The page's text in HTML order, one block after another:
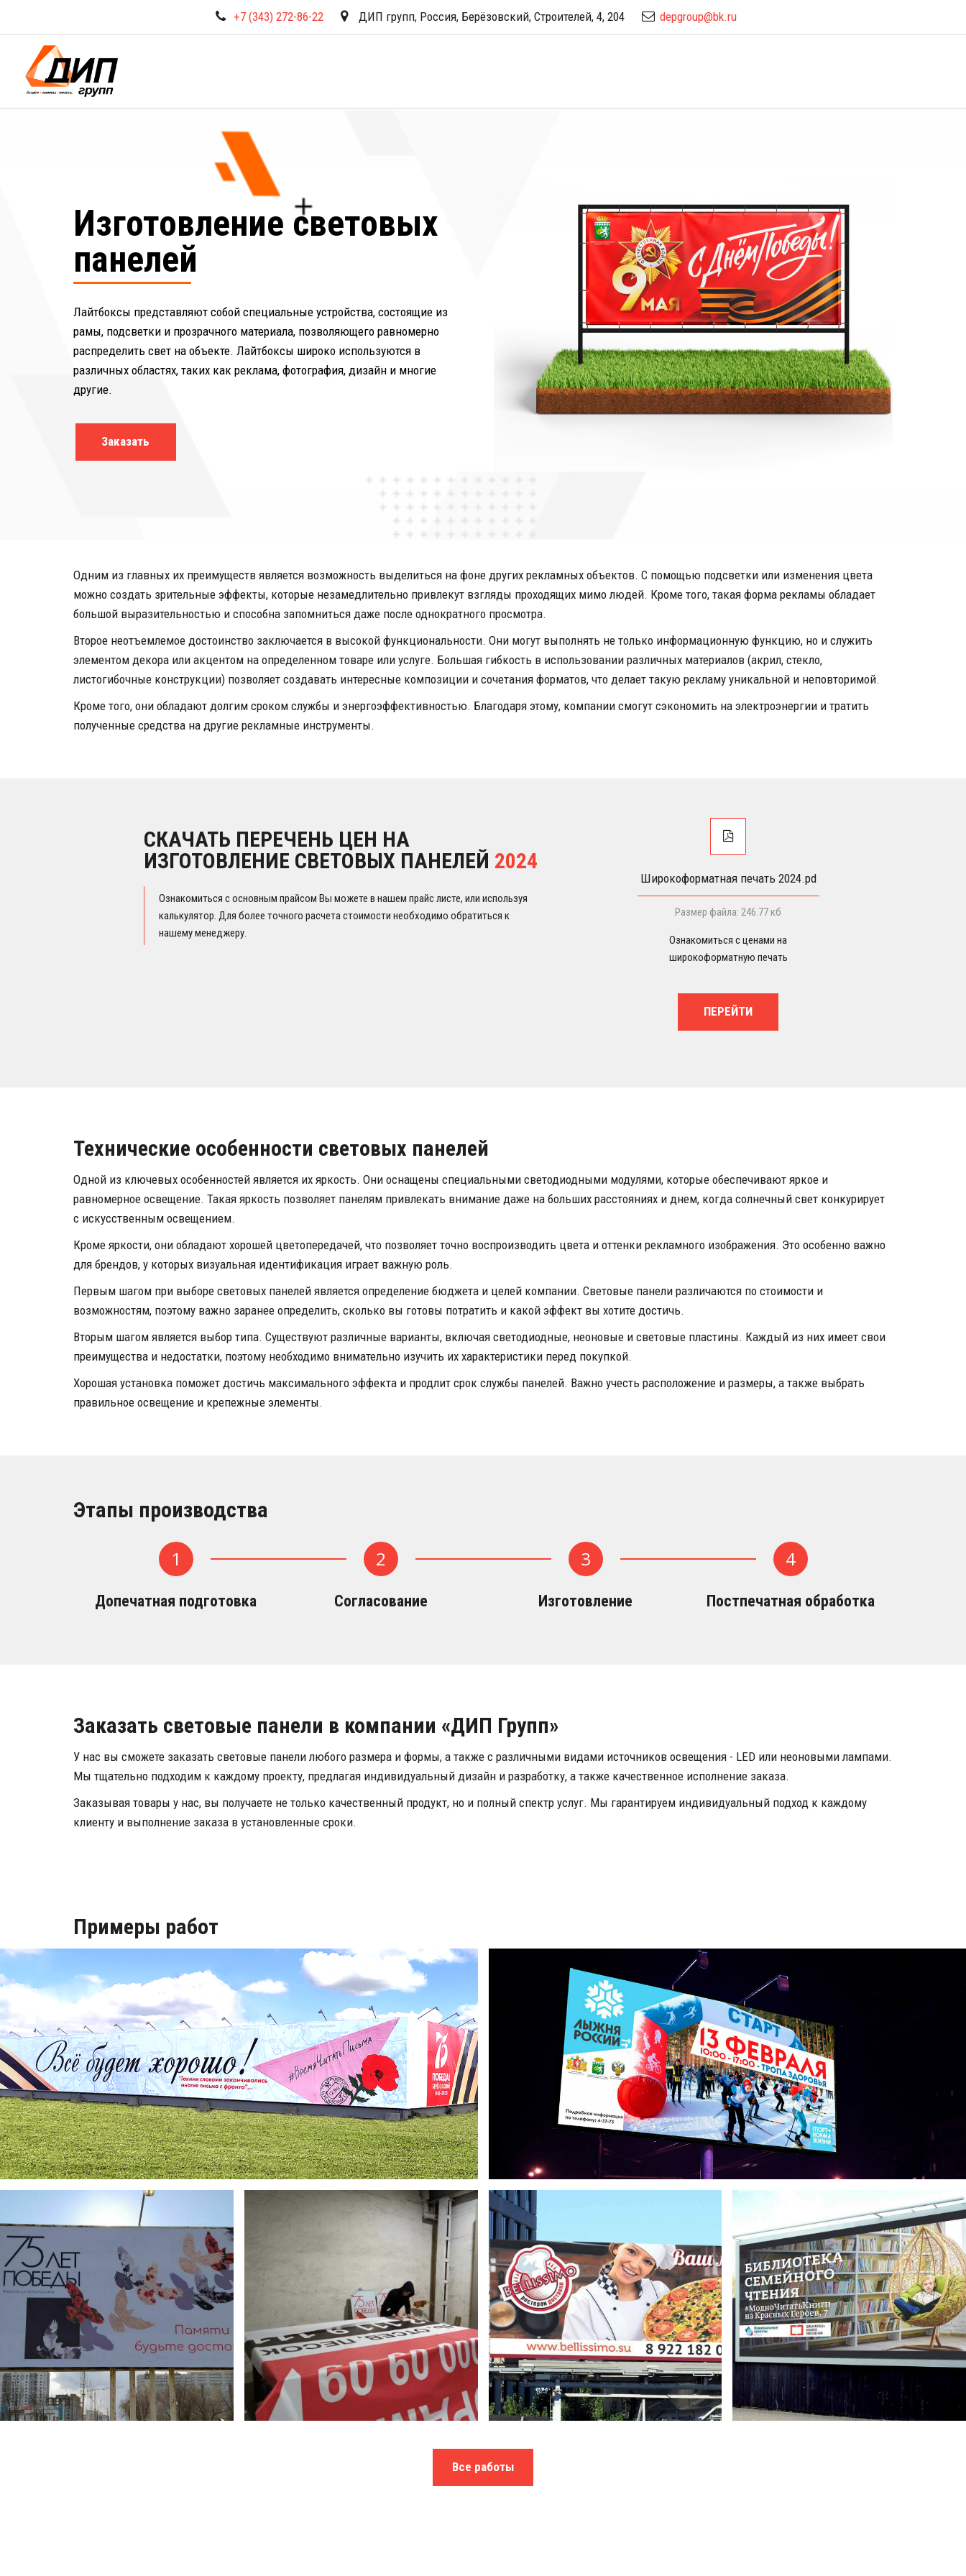
+7 (343) 272-86-22 ДИП групп, Россия, Берёзовский, Строителей, 4, 204 depgroup@bk.ru
Изготовление световых
панелей
Лайтбоксы представляют собой специальные устройства, состоящие из
рамы, подсветки и прозрачного материала, позволяющего равномерно
распределить свет на объекте. Лайтбоксы широко используются в
различных областях, таких как реклама, фотография, дизайн и многие
другие.
Заказать
Одним из главных их преимуществ является возможность выделиться на фоне других рекламных объектов. С помощью подсветки или изменения цвета
можно создать зрительные эффекты, которые незамедлительно привлекут взгляды проходящих мимо людей. Кроме того, такая форма рекламы обладает
большой выразительностью и способна запомниться даже после однократного просмотра.
Второе неотъемлемое достоинство заключается в высокой функциональности. Они могут выполнять не только информационную функцию, но и служить
элементом декора или акцентом на определенном товаре или услуге. Большая гибкость в использовании различных материалов (акрил, стекло,
листогибочные конструкции) позволяет создавать интересные композиции и сочетания форматов, что делает такую рекламу уникальной и неповторимой.
Кроме того, они обладают долгим сроком службы и энергоэффективностью. Благодаря этому, компании смогут сэкономить на электроэнергии и тратить
полученные средства на другие рекламные инструменты.
СКАЧАТЬ ПЕРЕЧЕНЬ ЦЕН НА
ИЗГОТОВЛЕНИЕ СВЕТОВЫХ ПАНЕЛЕЙ 2024
Ознакомиться с основным прайсом Вы можете в нашем прайс листе, или используя
калькулятор. Для более точного расчета стоимости необходимо обратиться к
нашему менеджеру.
Широкоформатная печать 2024.pd
Размер файла: 246.77 кб
Ознакомиться с ценами на
широкоформатную печать
ПЕРЕЙТИ
Технические особенности световых панелей
Одной из ключевых особенностей является их яркость. Они оснащены специальными светодиодными модулями, которые обеспечивают яркое и
равномерное освещение. Такая яркость позволяет панелям привлекать внимание даже на больших расстояниях и днем, когда солнечный свет конкурирует
с искусственным освещением.
Кроме яркости, они обладают хорошей цветопередачей, что позволяет точно воспроизводить цвета и оттенки рекламного изображения. Это особенно важно
для брендов, у которых визуальная идентификация играет важную роль.
Первым шагом при выборе световых панелей является определение бюджета и целей компании. Световые панели различаются по стоимости и
возможностям, поэтому важно заранее определить, сколько вы готовы потратить и какой эффект вы хотите достичь.
Вторым шагом является выбор типа. Существуют различные варианты, включая светодиодные, неоновые и световые пластины. Каждый из них имеет свои
преимущества и недостатки, поэтому необходимо внимательно изучить их характеристики перед покупкой.
Хорошая установка поможет достичь максимального эффекта и продлит срок службы панелей. Важно учесть расположение и размеры, а также выбрать
правильное освещение и крепежные элементы.
Этапы производства
Допечатная подготовка Согласование Изготовление Постпечатная обработка
Заказать световые панели в компании «ДИП Групп»
У нас вы сможете заказать световые панели любого размера и формы, а также с различными видами источников освещения - LED или неоновыми лампами.
Мы тщательно подходим к каждому проекту, предлагая индивидуальный дизайн и разработку, а также качественное исполнение заказа.
Заказывая товары у нас, вы получаете не только качественный продукт, но и полный спектр услуг. Мы гарантируем индивидуальный подход к каждому
клиенту и выполнение заказа в установленные сроки.
Примеры работ
Все работы